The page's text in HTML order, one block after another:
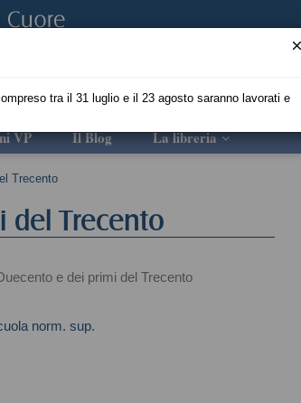
VP Il Blog La libreria
Trecento
del Trecento
e dei primi del Trecento
norm. sup.
tra il 31 luglio e il 23 agosto saranno lavorati e